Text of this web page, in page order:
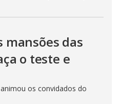
mansões das
o teste e
os convidados do